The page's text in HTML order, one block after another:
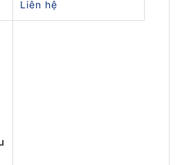
Liên hệ